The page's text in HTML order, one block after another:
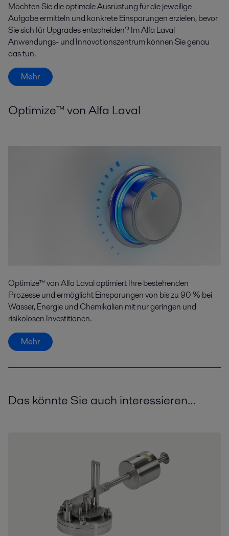
Möchten Sie die optimale Ausrüstung für die jeweilige
Aufgabe ermitteln und konkrete Einsparungen erzielen, bevor
Sie sich für Upgrades entscheiden? Im Alfa Laval
Anwendungs- und Innovationszentrum können Sie genau
das tun.
Mehr
Optimize™ von Alfa Laval
Optimize™ von Alfa Laval optimiert Ihre bestehenden
Prozesse und ermöglicht Einsparungen von bis zu 90 % bei
Wasser, Energie und Chemikalien mit nur geringen und
risikolosen Investitionen.
Mehr
Das könnte Sie auch interessieren…